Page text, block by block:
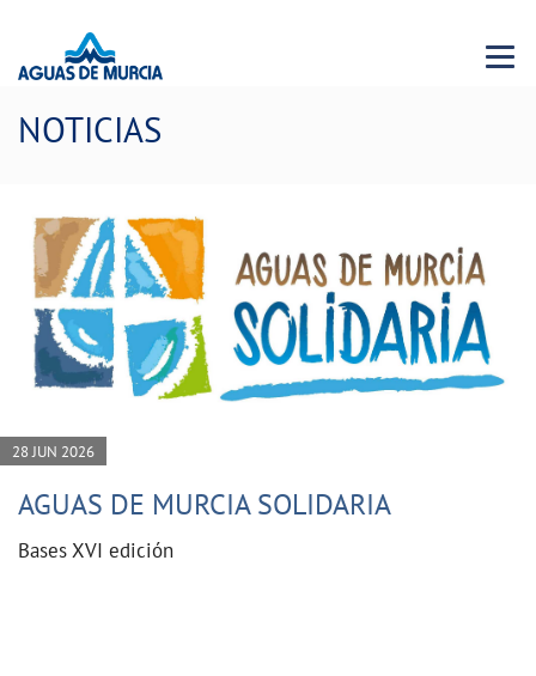
Menu
NOTICIAS
28 JUN 2026
AGUAS DE MURCIA SOLIDARIA
Bases XVI edición